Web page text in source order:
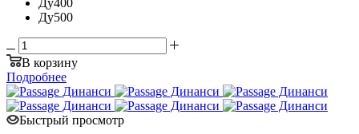
Ду500
В корзину
Подробнее
Быстрый просмотр